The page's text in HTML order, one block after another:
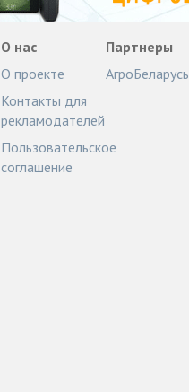
О нас
О проекте
Контакты для
рекламодателей
Пользовательское
соглашение
Партнеры
АгроБеларусь